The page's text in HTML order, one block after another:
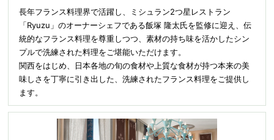
長年フランス料理界で活躍し、ミシュラン2つ星レストラン
「Ryuzu」のオーナーシェフである飯塚 隆太氏を監修に迎え、伝
統的なフランス料理を尊重しつつ、素材の持ち味を活かしたシン
プルで洗練された料理をご堪能いただけます。
関西をはじめ、日本各地の旬の食材や上質な食材が持つ本来の美
味しさを丁寧に引き出した、洗練されたフランス料理をご提供し
ます。